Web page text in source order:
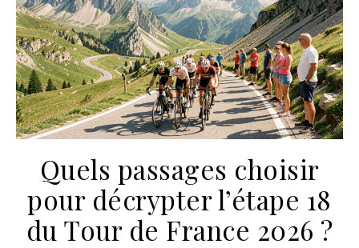
Quels passages choisir
pour décrypter l’étape 18
du Tour de France 2026 ?